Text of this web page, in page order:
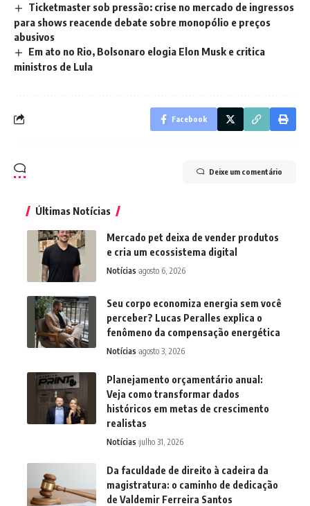
Ticketmaster sob pressão: crise no mercado de ingressos
para shows reacende debate sobre monopólio e preços
abusivos
Em ato no Rio, Bolsonaro elogia Elon Musk e critica
ministros de Lula
Facebook
Deixe um comentário
Últimas Notícias
Mercado pet deixa de vender produtos
e cria um ecossistema digital
Notícias agosto 6, 2026
Seu corpo economiza energia sem você
perceber? Lucas Peralles explica o
fenômeno da compensação energética
Notícias agosto 3, 2026
Planejamento orçamentário anual:
Veja como transformar dados
históricos em metas de crescimento
realistas
Notícias julho 31, 2026
Da faculdade de direito à cadeira da
magistratura: o caminho de dedicação
de Valdemir Ferreira Santos